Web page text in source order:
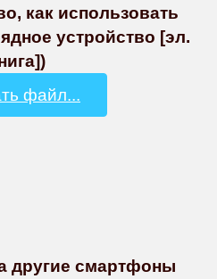
как использовать
устройство [эл.
файл...
другие смартфоны